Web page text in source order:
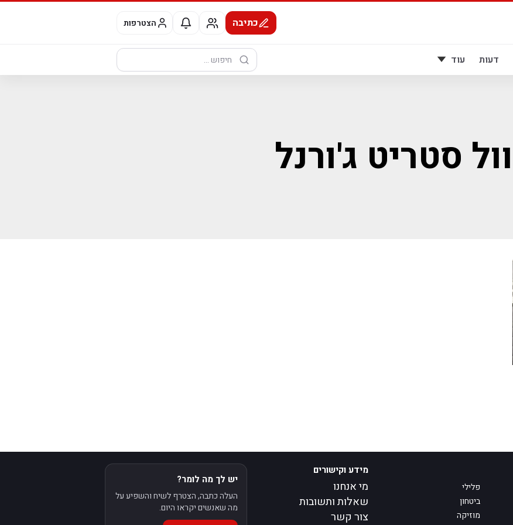
כתיבה הצטרפות
דעות עוד
חיפוש:
וול סטריט ג'ורנל
פלילי
ביטחון
מוזיקה
מידע וקישורים
מי אנחנו
שאלות ותשובות
צור קשר
יש לך מה לומר?
העלה כתבה, הצטרף לשיח והשפיע על
מה שאנשים יקראו היום.